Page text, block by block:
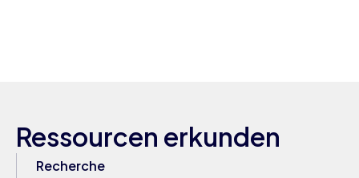
Ressourcen erkunden
Recherche